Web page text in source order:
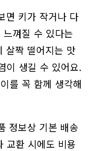
면 키가 작거나 다
껴질 수 있다는
살짝 떨어지는 맛
이 생길 수 있어요.
를 꼭 함께 생각해
정보상 기본 배송
교환 시에도 비용